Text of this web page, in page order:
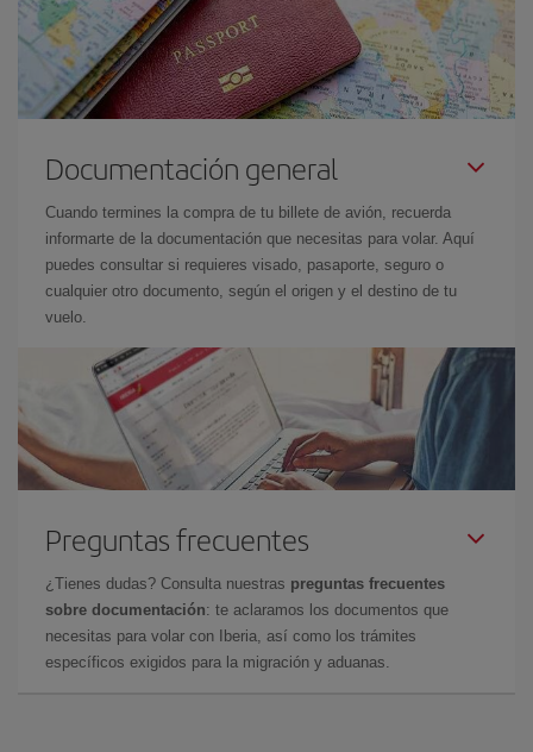
Documentación general
Cuando termines la compra de tu billete de avión, recuerda
informarte de la documentación que necesitas para volar. Aquí
puedes consultar si requieres visado, pasaporte, seguro o
cualquier otro documento, según el origen y el destino de tu
vuelo.
Preguntas frecuentes
¿Tienes dudas? Consulta nuestras preguntas frecuentes
sobre documentación: te aclaramos los documentos que
necesitas para volar con Iberia, así como los trámites
específicos exigidos para la migración y aduanas.